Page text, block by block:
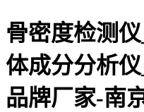
骨密度检测
体成分分析
品牌厂家-南